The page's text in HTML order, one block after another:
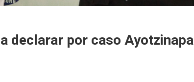
declarar por caso Ayotzinapa